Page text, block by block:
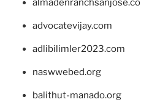
advocatevijay.com
adlibilimler2023.com
naswwebed.org
balithut-manado.org